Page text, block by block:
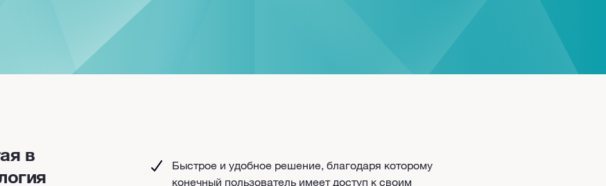
в
Быстрое и удобное решение, благодаря которому
конечный пользователь имеет доступ к своим